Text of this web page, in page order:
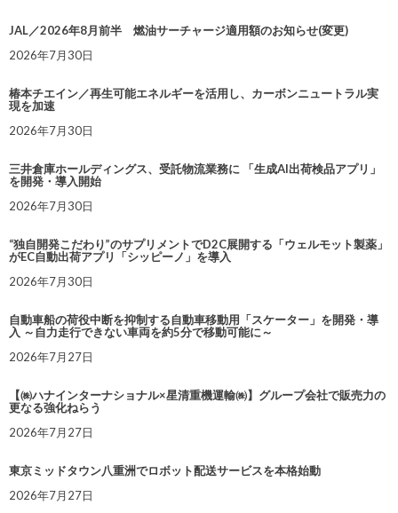
JAL／2026年8月前半 燃油サーチャージ適用額のお知らせ(変更)
2026年7月30日
椿本チエイン／再生可能エネルギーを活用し、カーボンニュートラル実
現を加速
2026年7月30日
三井倉庫ホールディングス、受託物流業務に 「生成AI出荷検品アプリ」
を開発・導入開始
2026年7月30日
“独自開発こだわり”のサプリメントでD2C展開する「ウェルモット製薬」
がEC自動出荷アプリ「シッピーノ」を導入
2026年7月30日
自動車船の荷役中断を抑制する自動車移動用「スケーター」を開発・導
入 ～自力走行できない車両を約5分で移動可能に～
2026年7月27日
【㈱ハナインターナショナル×星清重機運輸㈱】グループ会社で販売力の
更なる強化ねらう
2026年7月27日
東京ミッドタウン八重洲でロボット配送サービスを本格始動
2026年7月27日